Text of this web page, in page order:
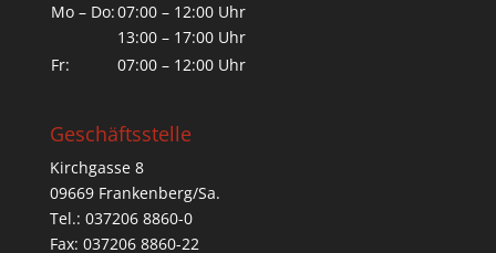
Mo – Do:07:00 – 12:00 Uhr
13:00 – 17:00 Uhr
Fr:
07:00 – 12:00 Uhr
Geschäftsstelle
Kirchgasse 8
09669 Frankenberg/Sa.
Tel.: 037206 8860-0
Fax: 037206 8860-22